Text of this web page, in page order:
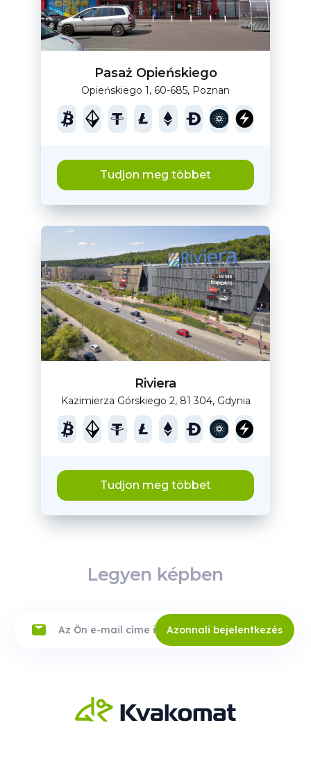
Pasaż Opieńskiego
Opieńskiego 1, 60-685, Poznan
Tudjon meg többet
Riviera
Kazimierza Górskiego 2, 81 304, Gdynia
Tudjon meg többet
Legyen képben
Azonnali bejelentkezés